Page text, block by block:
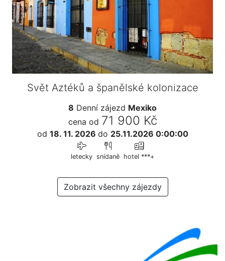
Svět Aztéků a španělské kolonizace
8 Denní zájezd Mexiko
cena od 71 900 Kč
od 18. 11. 2026 do 25.11.2026 0:00:00
letecky snídaně hotel ***+
Zobrazit všechny zájezdy